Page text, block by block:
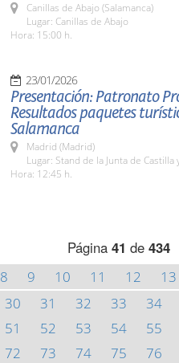
Canillas de Abajo (Salamanca)
Lugar: Canillas de Abajo
Hora: 15:00 h.
23/01/2026
Presentación: Patronato
Resultados paquetes
Salamanca
Madrid (Madrid)
Lugar: Stand de la Junta de Castilla
Hora: 12:45 h.
Página 41 de 434
8 9 10 11 12 13
30 31 32 33 34
51 52 53 54 55
72 73 74 75 76